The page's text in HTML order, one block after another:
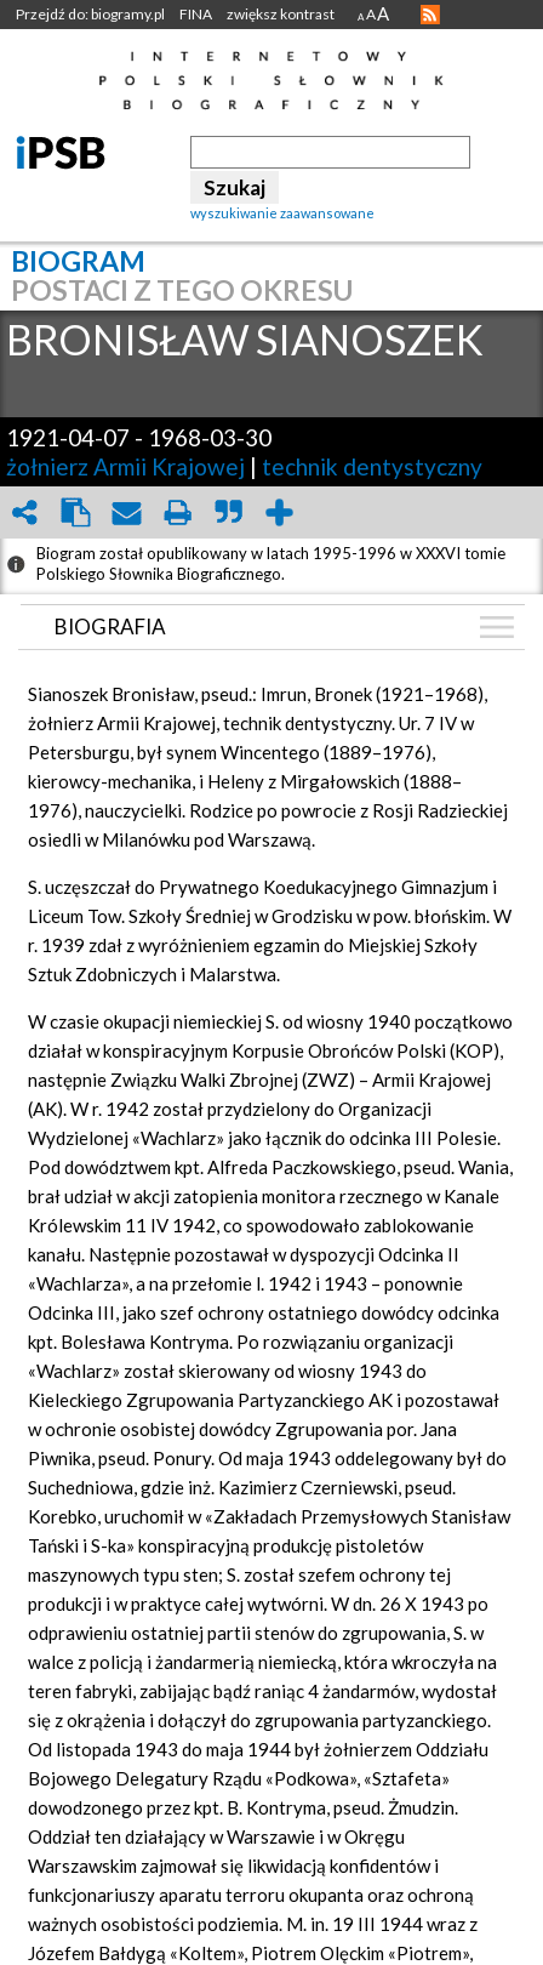
Przejdź do: biogramy.pl FINA zwiększ kontrast A AA
wyszukiwanie zaawansowane
BIOGRAM
POSTACI Z TEGO OKRESU
BRONISŁAWSIANOSZEK
1921-04-07 - 1968-03-30
żołnierz Armii Krajowej | technik dentystyczny
Biogram został opublikowany w latach 1995-1996 w XXXVI tomie
Polskiego Słownika Biograficznego.
BIOGRAFIA
ARTYKUŁY (1)
GRAF POWIĄZAŃ
DYSKUSJA
Mapa
Sianoszek Bronisław, pseud.: Imrun, Bronek (1921–1968),
żołnierz Armii Krajowej, technik dentystyczny. Ur. 7 IV w
Petersburgu, był synem Wincentego (1889–1976),
kierowcy-mechanika, i Heleny z Mirgałowskich (1888–
1976), nauczycielki. Rodzice po powrocie z Rosji Radzieckiej
osiedli w Milanówku pod Warszawą.
S. uczęszczał do Prywatnego Koedukacyjnego Gimnazjum i
Liceum Tow. Szkoły Średniej w Grodzisku w pow. błońskim. W
r. 1939 zdał z wyróżnieniem egzamin do Miejskiej Szkoły
Sztuk Zdobniczych i Malarstwa.
W czasie okupacji niemieckiej S. od wiosny 1940 początkowo
działał w konspiracyjnym Korpusie Obrońców Polski (KOP),
następnie Związku Walki Zbrojnej (ZWZ) – Armii Krajowej
(AK). W r. 1942 został przydzielony do Organizacji
Wydzielonej «Wachlarz» jako łącznik do odcinka III Polesie.
Pod dowództwem kpt. Alfreda Paczkowskiego, pseud. Wania,
brał udział w akcji zatopienia monitora rzecznego w Kanale
Królewskim 11 IV 1942, co spowodowało zablokowanie
kanału. Następnie pozostawał w dyspozycji Odcinka II
«Wachlarza», a na przełomie l. 1942 i 1943 – ponownie
Odcinka III, jako szef ochrony ostatniego dowódcy odcinka
kpt. Bolesława Kontryma. Po rozwiązaniu organizacji
«Wachlarz» został skierowany od wiosny 1943 do
Kieleckiego Zgrupowania Partyzanckiego AK i pozostawał
w ochronie osobistej dowódcy Zgrupowania por. Jana
Piwnika, pseud. Ponury. Od maja 1943 oddelegowany był do
Suchedniowa, gdzie inż. Kazimierz Czerniewski, pseud.
Korebko, uruchomił w «Zakładach Przemysłowych Stanisław
Tański i S-ka» konspiracyjną produkcję pistoletów
maszynowych typu sten; S. został szefem ochrony tej
produkcji i w praktyce całej wytwórni. W dn. 26 X 1943 po
odprawieniu ostatniej partii stenów do zgrupowania, S. w
walce z policją i żandarmerią niemiecką, która wkroczyła na
teren fabryki, zabijając bądź raniąc 4 żandarmów, wydostał
się z okrążenia i dołączył do zgrupowania partyzanckiego.
Od listopada 1943 do maja 1944 był żołnierzem Oddziału
Bojowego Delegatury Rządu «Podkowa», «Sztafeta»
dowodzonego przez kpt. B. Kontryma, pseud. Żmudzin.
Oddział ten działający w Warszawie i w Okręgu
Warszawskim zajmował się likwidacją konfidentów i
funkcjonariuszy aparatu terroru okupanta oraz ochroną
ważnych osobistości podziemia. M. in. 19 III 1944 wraz z
Józefem Bałdygą «Koltem», Piotrem Olęckim «Piotrem»,